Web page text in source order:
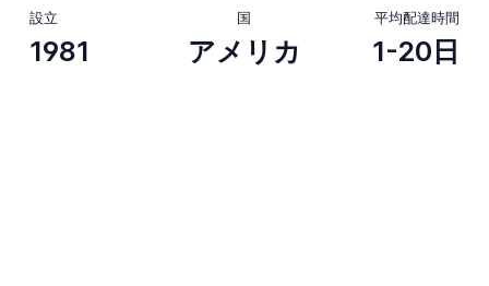
設立
1981
国
アメリカ
平均配達時間
1-20日